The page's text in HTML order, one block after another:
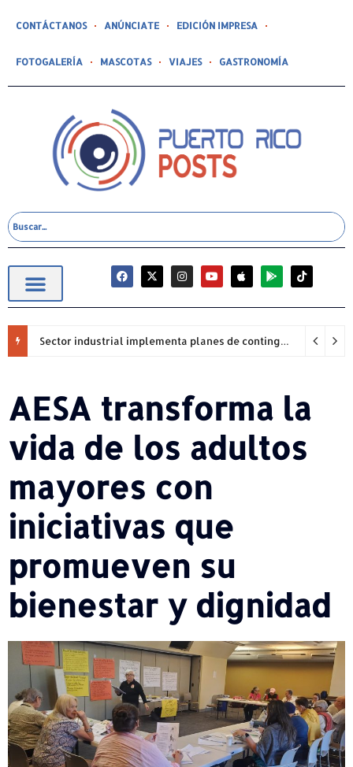
CONTÁCTANOS ANÚNCIATE EDICIÓN IMPRESA
FOTOGALERÍA MASCOTAS VIAJES GASTRONOMÍA
Sector industrial implementa planes de contingencia ante racionamiento de agua y hace un llamado a la eficiencia infraestructural
AESA transforma la
vida de los adultos
mayores con
iniciativas que
promueven su
bienestar y dignidad